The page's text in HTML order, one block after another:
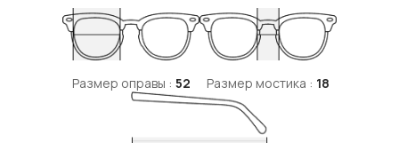
Размер оправы : 52 Размер мостика : 18